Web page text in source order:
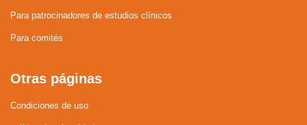
Para patrocinadores de estudios clínicos
Para comités
Otras páginas
Condiciones de uso